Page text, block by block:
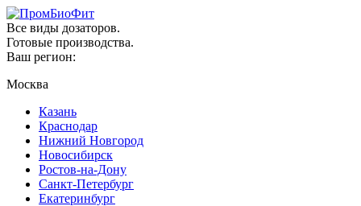
Все виды дозаторов.
Готовые производства.
Ваш регион:
Москва
Казань
Краснодар
Нижний Новгород
Новосибирск
Ростов-на-Дону
Санкт-Петербург
Екатеринбург